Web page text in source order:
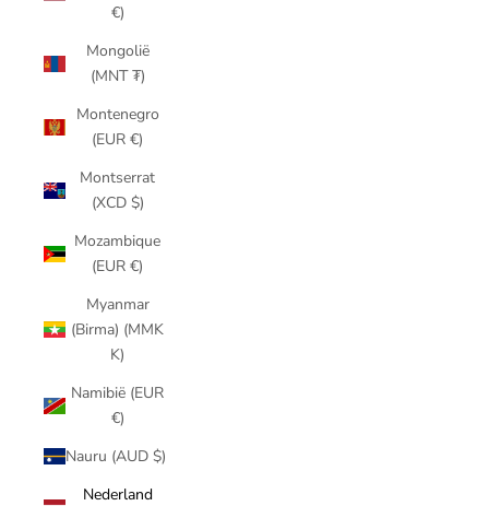
€)
Mongolië
(MNT ₮)
Montenegro
(EUR €)
Montserrat
(XCD $)
Mozambique
(EUR €)
Myanmar
(Birma) (MMK
K)
Namibië (EUR
€)
Nauru (AUD $)
Nederland